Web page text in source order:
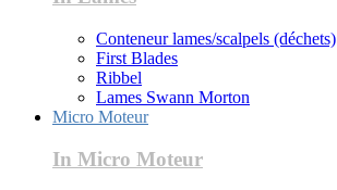
Conteneur lames/scalpels (déchets)
First Blades
Ribbel
Lames Swann Morton
Micro Moteur
In Micro Moteur